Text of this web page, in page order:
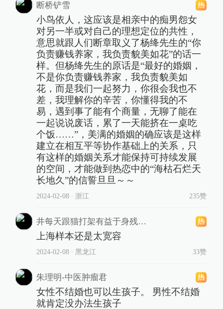
断桥铲雪
小鸟依人，这应该是相亲中的痴男怨女
对另一半或对自己的理想定位的共性，
意思就跟人们断章取义了杨绛先生的“你
负责赚钱养家，我负责貌美如花”的话一
样。但杨绛先生的原话是“最好的婚姻，
不是你负责赚钱养家，我负责貌美如
花，而是我们一起努力，你很会我也不
差，我理解你的辛苦，你懂得我的不
易，遇到事了能有个商量，无聊了能在
一起说说废话，累了一天能挤在一桌吃
个饭……”，美满的婚姻的确应该是这样
建立在相互平等协作基础上的关系，只
有这样的婚姻关系才能保持可持续发展
的空间，才能做到热恋中的“海枯石烂天
长地久”的信誓旦旦～～
2024-02-08∙ 浙江 235赞
井每天跟猫打架有益于身残志坚井
上海样本还是太宽容
2024-02-08∙ 黑龙江 33赞
朱理明-中医肿瘤君
女性不结婚也可以生孩子。 男性不结婚
就肯定没办法生孩子